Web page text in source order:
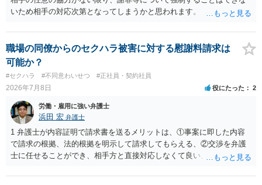
いため相手の対応次第となってしまうかと思われます。
職場の同僚からのセクハラ被害に対する慰謝料請求は
可能か？
#セクハラ #不同意わいせつ #正社員・契約社員
2026年7月8日 役にたった 2
労働・雇用に強い弁護士
浜田 宏 弁護士
1 弁護士が内容証明で請求書を送るメリットは、①事案に即した内容
で請求の根拠、法的根拠を明示して請求してもらえる、②交渉を弁護
士に任せることができ、相手方と直接対応しなくて良い、というとこ
請求は可能ですが、相手が任意に払うかどうかは分かりません。 ２